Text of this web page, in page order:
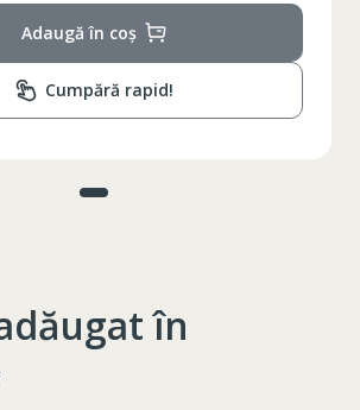
Adaugă în coș
Cumpără rapid!
în